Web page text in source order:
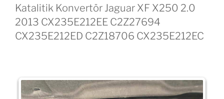
Katalitik Konvertör Jaguar XF X250 2.0
2013 CX235E212EE C2Z27694
CX235E212ED C2Z18706 CX235E212EC